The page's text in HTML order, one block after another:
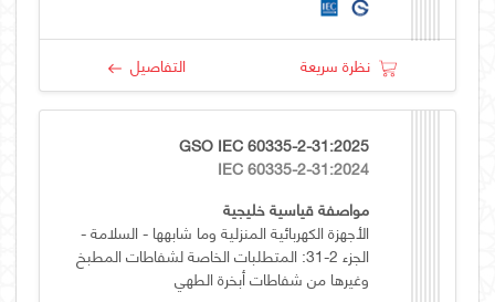
نظرة سريعة التفاصيل
GSO IEC 60335-2-31:2025
IEC 60335-2-31:2024
مواصفة قياسية خليجية
الأجهزة الكهربائية المنزلية وما شابهها - السلامة -
الجزء 2-31: المتطلبات الخاصة لشفاطات المطبخ
وغيرها من شفاطات أبخرة الطهي